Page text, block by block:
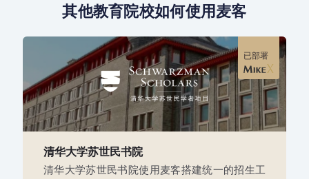
其他教育院校如何使用麦客
已部署
清华大学苏世民书院
清华大学苏世民书院使用麦客搭建统一的招生工